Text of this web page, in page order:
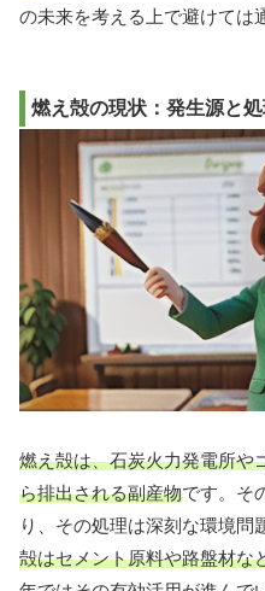
の未来を考える上で避けては
燃え殻の現状：発生源と
燃え殻は、石炭火力発電所や
ら排出される副産物です。そ
り、その処理は深刻な環境問
殻はセメント原料や路盤材な